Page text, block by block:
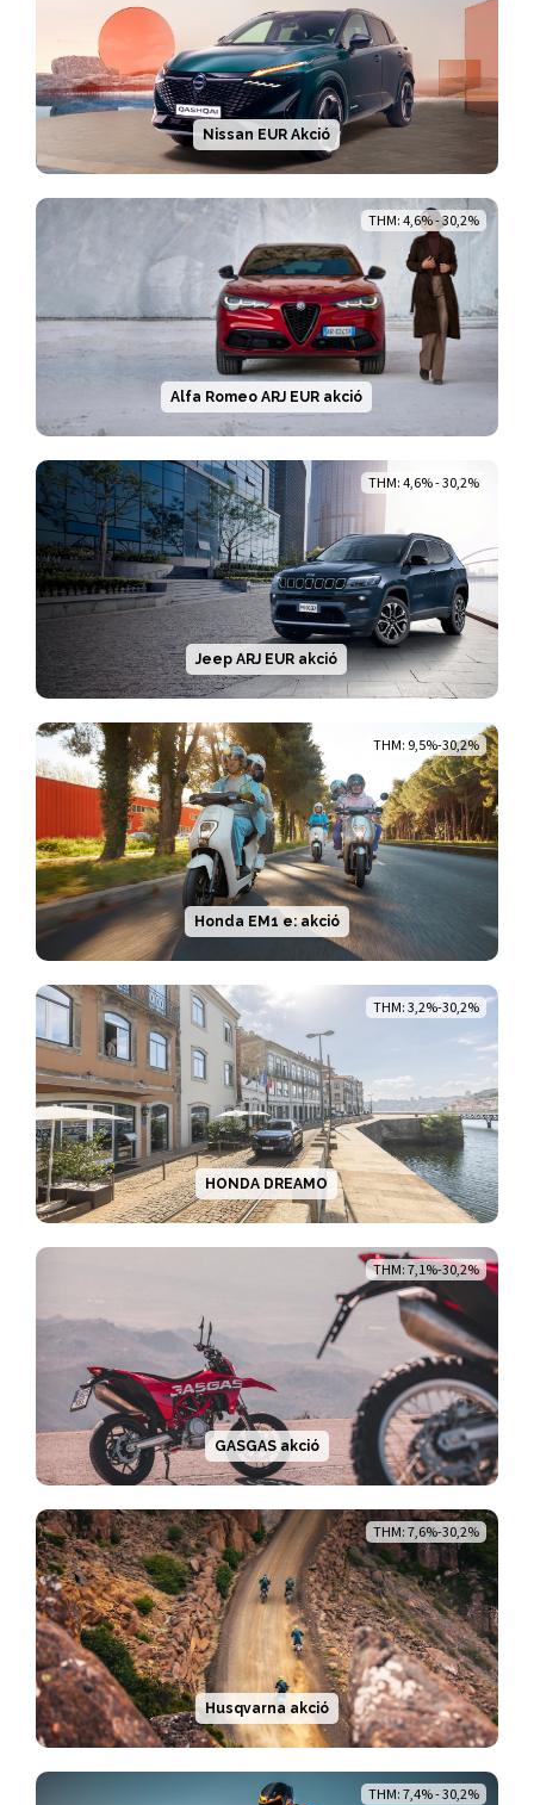
Nissan EUR Akció
THM: 4,6% - 30,2%
Alfa Romeo ARJ EUR akció
THM: 4,6% - 30,2%
Jeep ARJ EUR akció
THM: 9,5%-30,2%
Honda EM1 e: akció
THM: 3,2%-30,2%
HONDA DREAMO
THM: 7,1%-30,2%
GASGAS akció
THM: 7,6%-30,2%
Husqvarna akció
THM: 7,4% - 30,2%